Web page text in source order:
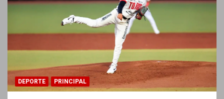
DEPORTE PRINCIPAL